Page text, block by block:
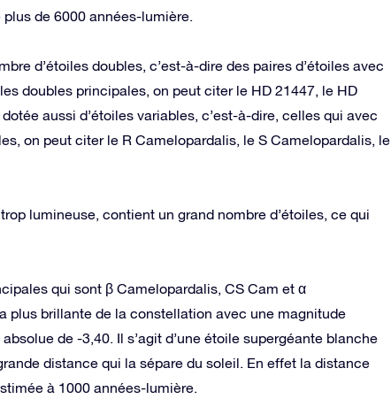
de 6000 années-lumière.
d’étoiles doubles, c’est-à-dire des paires d’étoiles avec
doubles principales, on peut citer le HD 21447, le HD
aussi d’étoiles variables, c’est-à-dire, celles qui avec
on peut citer le R Camelopardalis, le S Camelopardalis, le
lumineuse, contient un grand nombre d’étoiles, ce qui
qui sont β Camelopardalis, CS Cam et α
plus brillante de la constellation avec une magnitude
de -3,40. Il s’agit d’une étoile supergéante blanche
distance qui la sépare du soleil. En effet la distance
à 1000 années-lumière.